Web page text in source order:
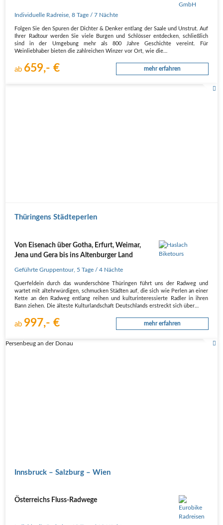
Individuelle Radreise ,8 Tage / 7 Nächte
Folgen Sie den Spuren der Dichter & Denker entlang der Saale und Unstrut. Auf
Ihrer Radtour werden Sie viele Burgen und Schlösser entdecken, schließlich
sind in der Umgebung mehr als 800 Jahre Geschichte vereint. Für
Weinliebhaber bieten die zahlreichen Winzer vor Ort, wie die…
ab 659,- € mehr erfahren
Thüringens Städteperlen
Von Eisenach über Gotha, Erfurt, Weimar,
Jena und Gera bis ins Altenburger Land
Geführte Gruppentour, 5 Tage / 4 Nächte
Querfeldein durch das wunderschöne Thüringen führt uns der Radweg und
wartet mit altehrwürdigen, schmucken Städten auf, die sich wie Perlen an einer
Kette an den Radweg entlang reihen und kulturinteressierte Radler in ihren
Bann ziehen. Die älteste Kulturlandschaft Deutschlands erstreckt sich über…
ab 997,- € mehr erfahren
Persenbeug an der Donau
Innsbruck – Salzburg – Wien
Österreichs Fluss-Radwege